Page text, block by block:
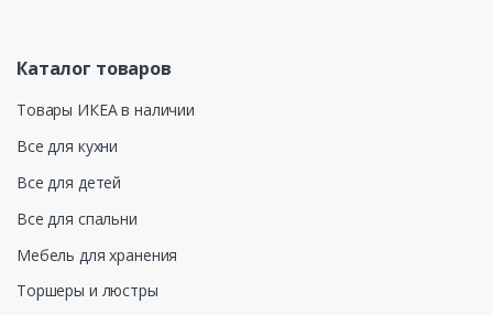
Каталог товаров
Товары ИКЕА в наличии
Все для кухни
Все для детей
Все для спальни
Мебель для хранения
Торшеры и люстры